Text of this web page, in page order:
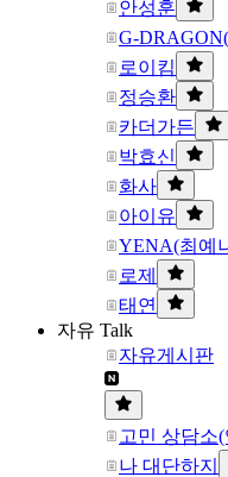
안성훈
G-
로이킴
정승환
카더가든
박효신
화사
아이유
YENA(최예
로제
태연
자유 Talk
자유게시판
고민 상담소
나 대단하지